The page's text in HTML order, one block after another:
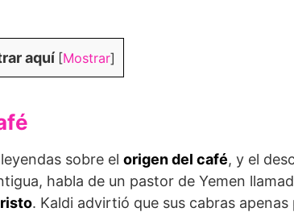
aquí [Mostrar]
sobre el origen del café, y el
habla de un pastor de Yemen
. Kaldi advirtió que sus cabras